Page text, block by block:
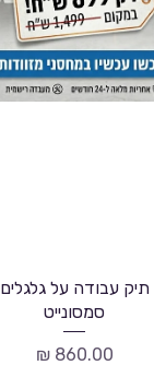
תיק עבודה על גלגלים
סמסונייט
מחיר